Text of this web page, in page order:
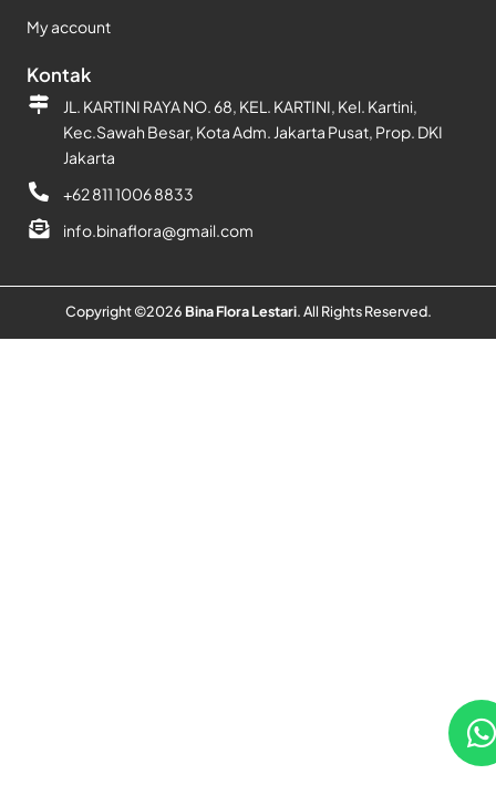
My account
Kontak
JL. KARTINI RAYA NO. 68, KEL. KARTINI, Kel. Kartini,
Kec.Sawah Besar, Kota Adm. Jakarta Pusat, Prop. DKI
Jakarta
+62 811 1006 8833
info.binaflora@gmail.com
Copyright ©2026 Bina Flora Lestari. All Rights Reserved.